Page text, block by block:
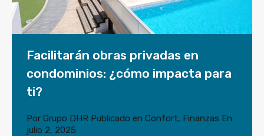
Facilitarán obras privadas en
condominios: ¿cómo impacta para
ti?
Por Grupo DHR Publicado en Confort, Finanzas En
julio 2, 2025